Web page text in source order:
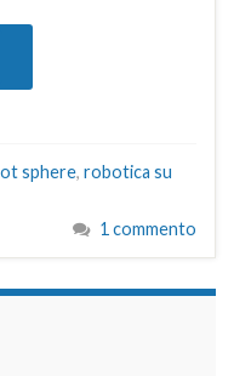
sphere, robotica su
1 commento